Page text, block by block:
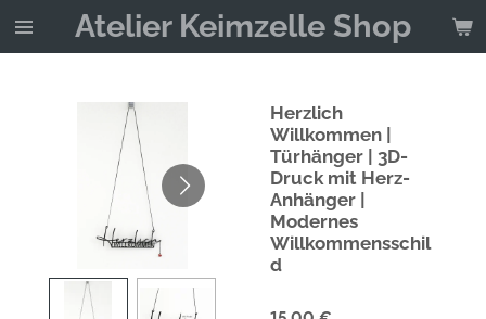
Zum
Atelier Keimzelle Shop
Herzlich
Willkommen |
Türhänger | 3D-
Druck mit Herz-
Anhänger |
Modernes
Willkommensschil
d